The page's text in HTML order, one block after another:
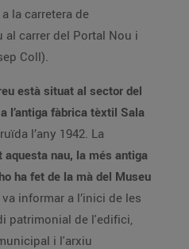
la carretera de
al carrer del Portal Nou i
Coll).
està situat al sector del
l’antiga fàbrica tèxtil Sala
l’any 1942. La
aquesta nau, la més antiga
ha fet de la mà del Museu
informar a l’inici de les
patrimonial de l'edifici,
i l'arxiu